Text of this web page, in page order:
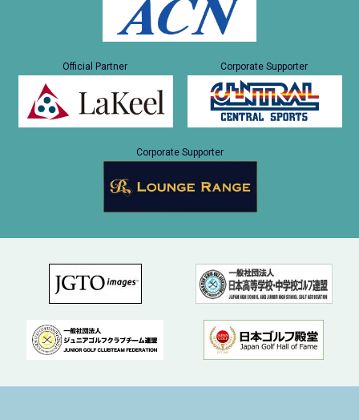
Official Partner Corporate Supporter
Corporate Supporter